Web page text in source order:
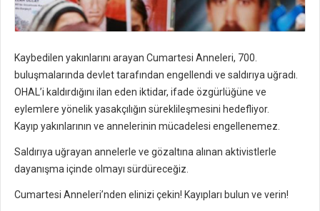
Kaybedilen yakınlarını arayan Cumartesi Anneleri, 700.
buluşmalarında devlet tarafından engellendi ve saldırıya uğradı.
OHAL’i kaldırdığını ilan eden iktidar, ifade özgürlüğüne ve
eylemlere yönelik yasakçılığın süreklileşmesini hedefliyor.
Kayıp yakınlarının ve annelerinin mücadelesi engellenemez.
Saldırıya uğrayan annelerle ve gözaltına alınan aktivistlerle
dayanışma içinde olmayı sürdüreceğiz.
Cumartesi Anneleri’nden elinizi çekin! Kayıpları bulun ve verin!